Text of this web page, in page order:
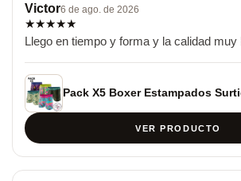
Victor6 de ago. de 2026
★★★★★
Llego en tiempo y forma y la calidad muy
Pack X5 Boxer Estampados
VER PRODUCTO